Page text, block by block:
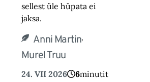
sellest üle hüpata ei
jaksa.
Anni Martin,
Murel Truu
24. VII 2026 6minutit